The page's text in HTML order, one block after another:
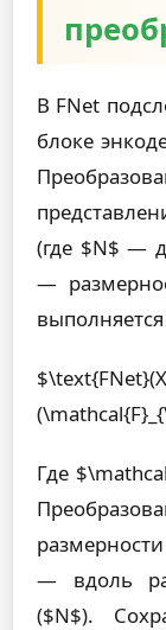
В FNet
блоке
(где $N$ —
—
Где
— вдоль
($N$).